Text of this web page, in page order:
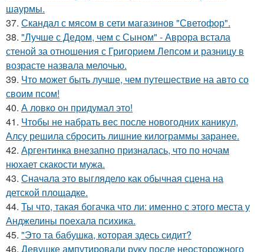
шаурмы.
37. Скандал с мясом в сети магазинов "Светофор".
38. "Лучше с Дедом, чем с Сыном" - Аврора встала
стеной за отношения с Григорием Лепсом и разницу в
возрасте назвала мелочью.
39. Что может быть лучше, чем путешествие на авто со
своим псом!
40. А ловко он придумал это!
41. Чтобы не набрать вес после новогодних каникул,
Алсу решила сбросить лишние килограммы заранее.
42. Аргентинка внезапно призналась, что по ночам
нюхает скакости мужа.
43. Сначала это выглядело как обычная сцена на
детской площадке.
44. Ты что, такая богачка что ли: именно с этого места у
Анджелины поехала психика.
45. "Это та бабушка, которая здесь сидит?
46. Девушке ампутировали руку после неосторожного